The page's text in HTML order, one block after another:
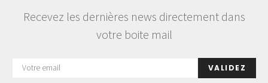
Recevez les dernières news directement dans
votre boite mail
VALIDEZ